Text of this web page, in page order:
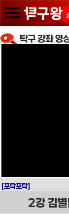
홈
술
탁구 강좌 영
[포탁포탁]
2강 김